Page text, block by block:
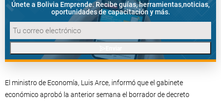
Únete a Bolivia Emprende. Recibe guías, herramientas,noticias,
oportunidades de capacitación y más.
El ministro de Economía, Luis Arce, informó que el gabinete
económico aprobó la anterior semana el borrador de decreto